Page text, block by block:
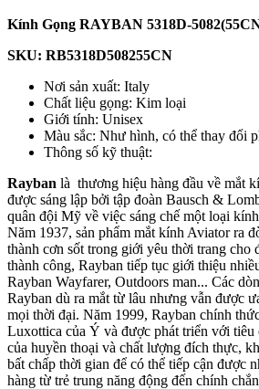
Kính Gọng RAYBAN 5318D-
SKU: RB5318D508255CN
Nơi sản xuất: Italy
Chất liệu gọng: Kim loại
Giới tính: Unisex
Màu sắc: Như hình, có thể thay đổi
Thông số kỹ thuật:
Rayban là thương hiệu hàng đầu về mắt
được sáng lập bởi tập đoàn Bausch &
quân đội Mỹ về việc sáng chế một loại
Năm 1937, sản phẩm mắt kính Aviator ra
thành cơn sốt trong giới yêu thời trang cho
thành công, Rayban tiếp tục giới thiệu
Rayban Wayfarer, Outdoors man... Các
Rayban dù ra mắt từ lâu nhưng vẫn được
mọi thời đại. Năm 1999, Rayban chính
Luxottica của Ý và được phát triển với tiêu
của huyền thoại và chất lượng đích thực,
bất chấp thời gian để có thể tiếp cận được
hàng từ trẻ trung năng động đến chính